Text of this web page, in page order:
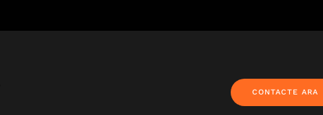
CONTACTE ARA